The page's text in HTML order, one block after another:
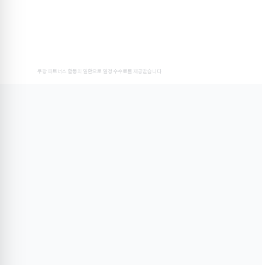
쿠팡 파트너스 활동의 일환으로 일정 수수료를 제공받습니다